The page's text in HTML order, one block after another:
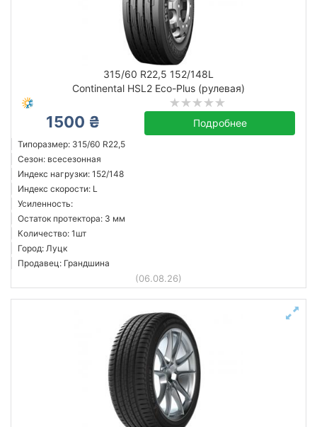
315/60 R22,5 152/148L
Continental HSL2 Eco-Plus (рулевая)
1500 ₴ Подробнее
Типоразмер: 315/60 R22,5
Сезон: всесезонная
Индекс нагрузки: 152/148
Индекс скорости: L
Усиленность:
Остаток протектора: 3 мм
Количество: 1шт
Город: Луцк
Продавец: Грандшина
(06.08.26)